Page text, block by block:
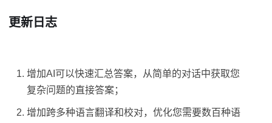
更新日志
增加AI可以快速汇总答案，从简单的对话中获取您
复杂问题的直接答案；
增加跨多种语言翻译和校对，优化您需要数百种语